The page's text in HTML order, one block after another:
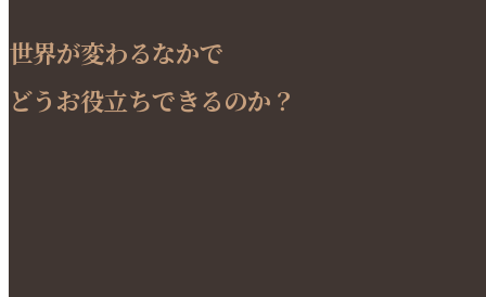
世界が変わるなかで
どうお役立ちできるのか？